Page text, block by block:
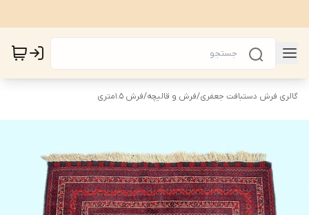
گالری فرش دستبافت جعفری/فرش و قالیچه/فرش 1.5متری